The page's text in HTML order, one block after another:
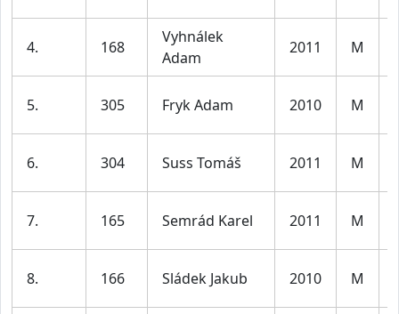
4. 168
Vyhnálek
Adam
2011 M
5. 305 Fryk Adam 2010 M
6. 304 Suss Tomáš 2011 M
7. 165 Semrád Karel 2011 M
8. 166 Sládek Jakub 2010 M